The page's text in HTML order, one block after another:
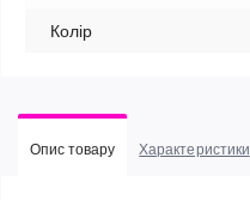
Колір
Опис товару Характеристики